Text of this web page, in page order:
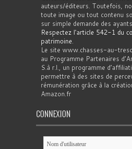
auteurs/éditeurs. Toutefois,
toute image ou tout contenu
sur simple demande des
Respectez l'article 542-1 du
patrimoine.
Le site www.chasses-au-
au Programme Partenaires
S.à r.l., un programme
permettre à des sites de
rémunération grâce à la
Amazon.fr
CONNEXION